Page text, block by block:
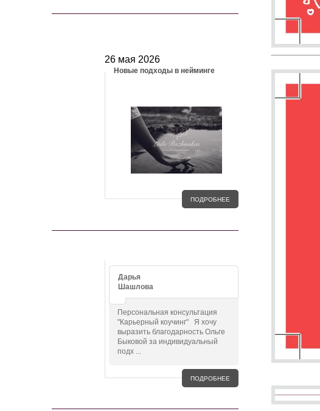
26 мая 2026
Новые подходы в нейминге
ПОДРОБНЕЕ
Дарья
Шашлова
Персональная консультация
"Карьерный коучинг" Я хочу
выразить благодарность Ольге
Быковой за индивидуальный
подх ...
ПОДРОБНЕЕ